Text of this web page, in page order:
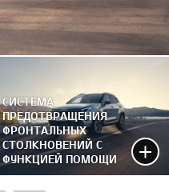
СИСТЕМА
ПРЕДОТВРАЩЕНИЯ
ФРОНТАЛЬНЫХ
СТОЛКНОВЕНИЙ С
ФУНКЦИЕЙ ПОМОЩИ
ПРИ ПОВОРОТЕ НА
ПЕРЕКРЁСТКЕ (FCA-JX)